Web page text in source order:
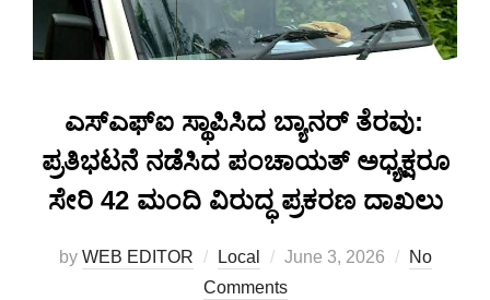
ಎಸ್‌ಎಫ್‌ಐ ಸ್ಥಾಪಿಸಿದ ಬ್ಯಾನರ್ ತೆರವು:
ಪ್ರತಿಭಟನೆ ನಡೆಸಿದ ಪಂಚಾಯತ್ ಅಧ್ಯಕ್ಷರೂ
ಸೇರಿ 42 ಮಂದಿ ವಿರುದ್ಧ ಪ್ರಕರಣ ದಾಖಲು
by WEB EDITOR Local June 3, 2026
No
Comments